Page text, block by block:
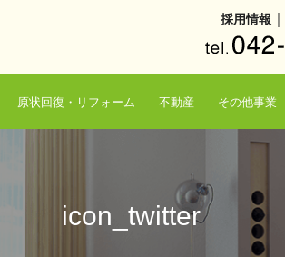
採用情報
原状回復・リフォーム 不動産 その他事業
icon_twitter